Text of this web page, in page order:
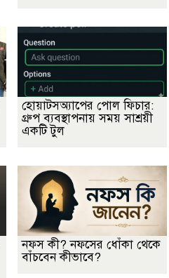
হোয়াটসঅ্যাপের পোল ফিচার:
গ্রুপ ব্যবস্থাপনায় সময় সাশ্রয়ী
একটি টুল
নফস কী? নফসের ধোঁকা থেকে
বাঁচবেন কীভাবে?